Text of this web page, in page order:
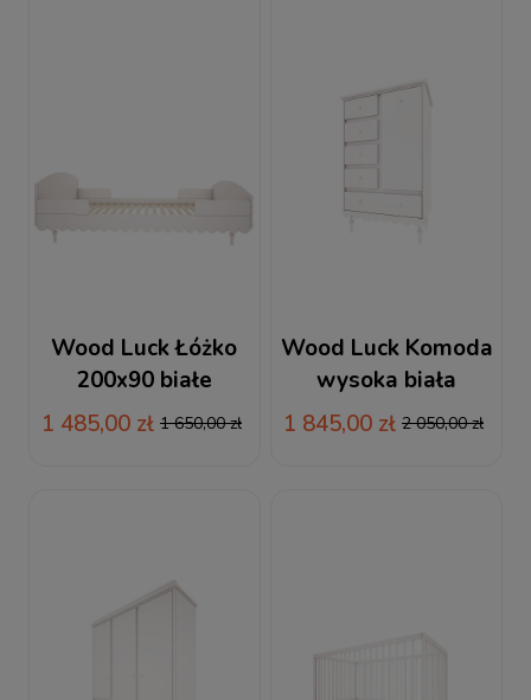
Wood Luck Łóżko
200x90 białe
Babushka
1 485,00 zł 1 650,00 zł
Wood Luck Komoda
wysoka biała
Babushka
1 845,00 zł 2 050,00 zł